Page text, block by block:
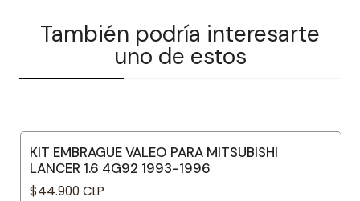
También podría interesarte
uno de estos
KIT EMBRAGUE VALEO PARA MITSUBISHI
LANCER 1.6 4G92 1993-1996
$44.900 CLP